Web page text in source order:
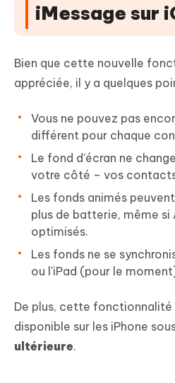
iMessage sur
Bien que cette nouvelle
appréciée, il y a quelques
Vous ne pouvez pas
différent pour chaque
Le fond d'écran ne
votre côté – vos
Les fonds animés
plus de batterie, même si
optimisés.
Les fonds ne se
ou l'iPad (pour le
De plus, cette fonctionnalité
disponible sur les iPhone
ultérieure.